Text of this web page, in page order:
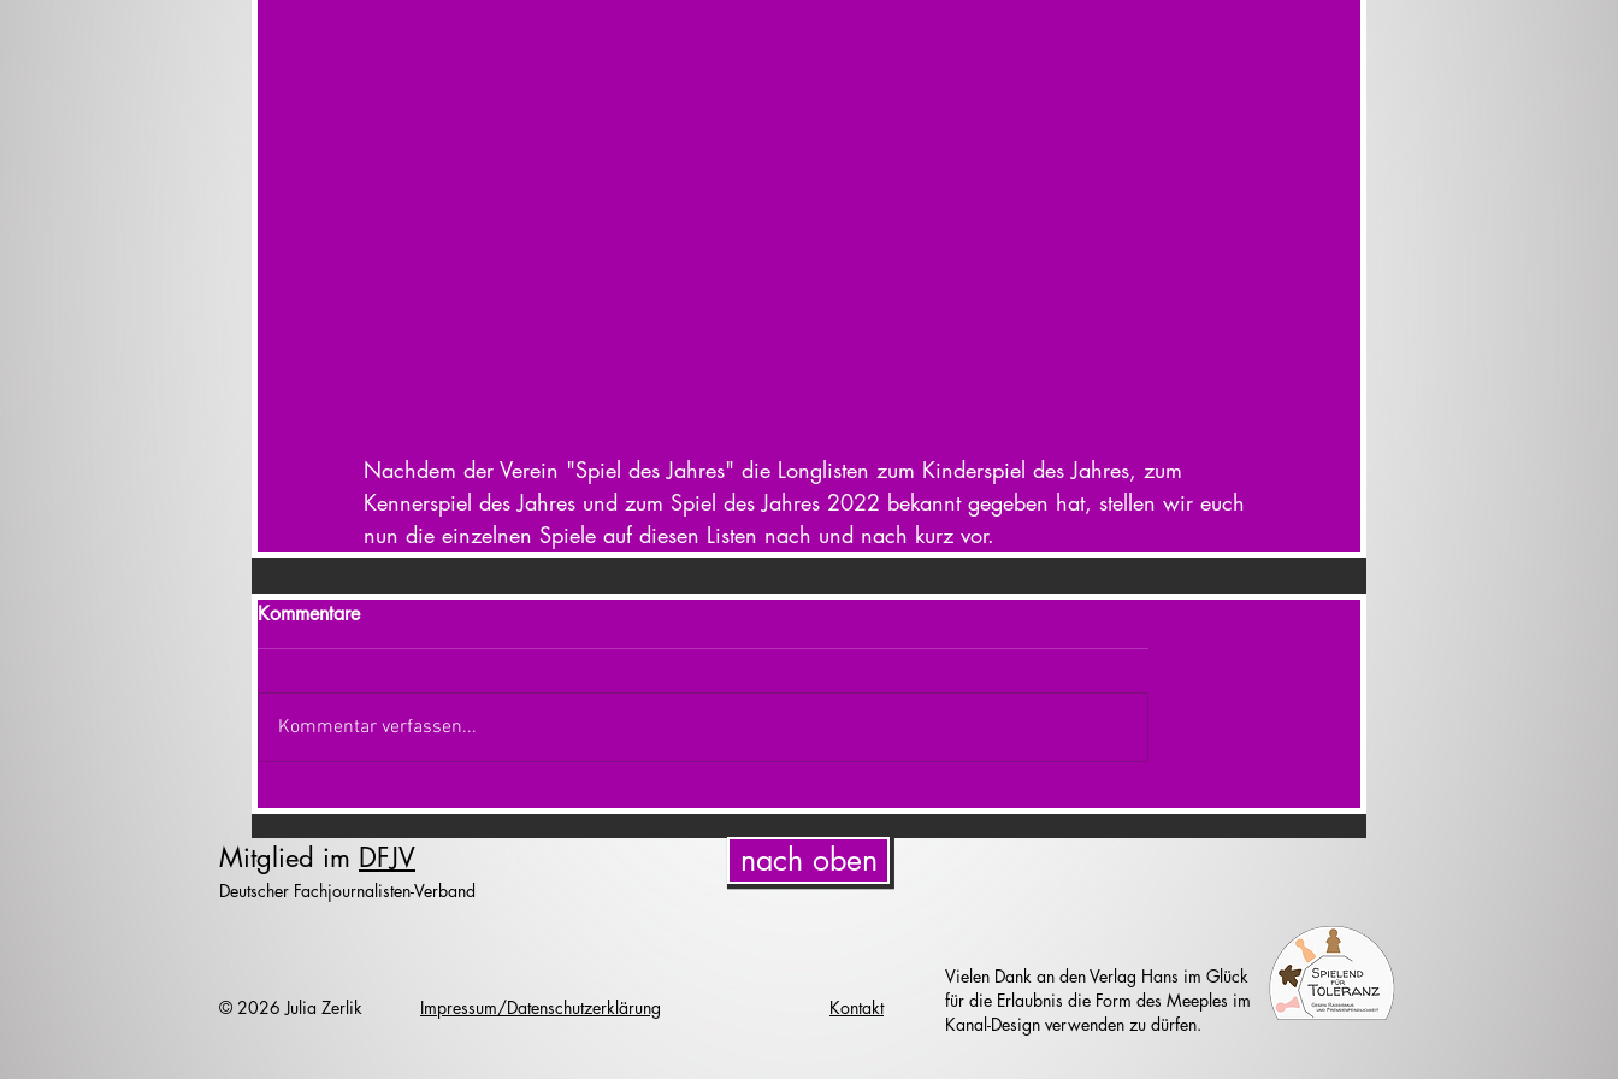
Nachdem der Verein "Spiel des Jahres" die Longlisten zum Kinderspiel des Jahres, zum
Kennerspiel des Jahres und zum Spiel des Jahres 2022 bekannt gegeben hat, stellen wir euch
nun die einzelnen Spiele auf diesen Listen nach und nach kurz vor.
Kommentare
Kommentar verfassen...
Mitglied im DFJV
Deutscher Fachjournalisten-Verband
nach oben
© 2026 Julia Zerlik Impressum/Datenschutzerklärung Kontakt
Vielen Dank an den Verlag Hans im Glück
für die Erlaubnis die Form des Meeples im
Kanal-Design verwenden zu dürfen.